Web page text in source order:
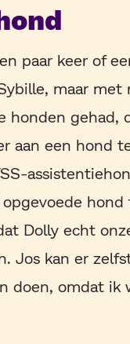
paar keer of
maar met
honden gehad,
een hond
hond
Dolly echt
Jos kan er
doen, omdat ik